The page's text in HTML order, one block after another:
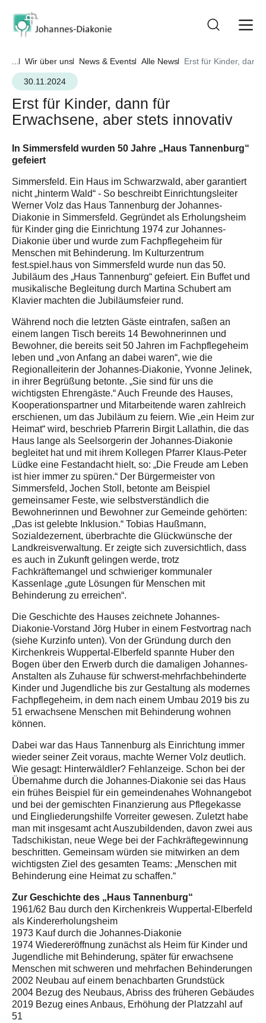
... Wir über uns News & Events Alle News
Erst für Kinder, dann
30.11.2024
Erst für Kinder, dann für
Erwachsene, aber stets innovativ
In Simmersfeld wurden 50 Jahre „Haus Tannenburg“
gefeiert
Simmersfeld. Ein Haus im Schwarzwald, aber garantiert
nicht „hinterm Wald“ - So beschreibt Einrichtungsleiter
Werner Volz das Haus Tannenburg der Johannes-
Diakonie in Simmersfeld. Gegründet als Erholungsheim
für Kinder ging die Einrichtung 1974 zur Johannes-
Diakonie über und wurde zum Fachpflegeheim für
Menschen mit Behinderung. Im Kulturzentrum
fest.spiel.haus von Simmersfeld wurde nun das 50.
Jubiläum des „Haus Tannenburg“ gefeiert. Ein Buffet und
musikalische Begleitung durch Martina Schubert am
Klavier machten die Jubiläumsfeier rund.
Während noch die letzten Gäste eintrafen, saßen an
einem langen Tisch bereits 14 Bewohnerinnen und
Bewohner, die bereits seit 50 Jahren im Fachpflegeheim
leben und „von Anfang an dabei waren“, wie die
Regionalleiterin der Johannes-Diakonie, Yvonne Jelinek,
in ihrer Begrüßung betonte. „Sie sind für uns die
wichtigsten Ehrengäste.“ Auch Freunde des Hauses,
Kooperationspartner und Mitarbeitende waren zahlreich
erschienen, um das Jubiläum zu feiern. Wie „ein Heim zur
Heimat“ wird, beschrieb Pfarrerin Birgit Lallathin, die das
Haus lange als Seelsorgerin der Johannes-Diakonie
begleitet hat und mit ihrem Kollegen Pfarrer Klaus-Peter
Lüdke eine Festandacht hielt, so: „Die Freude am Leben
ist hier immer zu spüren.“ Der Bürgermeister von
Simmersfeld, Jochen Stoll, betonte am Beispiel
gemeinsamer Feste, wie selbstverständlich die
Bewohnerinnen und Bewohner zur Gemeinde gehörten:
„Das ist gelebte Inklusion.“ Tobias Haußmann,
Sozialdezernent, überbrachte die Glückwünsche der
Landkreisverwaltung. Er zeigte sich zuversichtlich, dass
es auch in Zukunft gelingen werde, trotz
Fachkräftemangel und schwieriger kommunaler
Kassenlage „gute Lösungen für Menschen mit
Behinderung zu erreichen“.
Die Geschichte des Hauses zeichnete Johannes-
Diakonie-Vorstand Jörg Huber in einem Festvortrag nach
(siehe Kurzinfo unten). Von der Gründung durch den
Kirchenkreis Wuppertal-Elberfeld spannte Huber den
Bogen über den Erwerb durch die damaligen Johannes-
Anstalten als Zuhause für schwerst-mehrfachbehinderte
Kinder und Jugendliche bis zur Gestaltung als modernes
Fachpflegeheim, in dem nach einem Umbau 2019 bis zu
51 erwachsene Menschen mit Behinderung wohnen
können.
Dabei war das Haus Tannenburg als Einrichtung immer
wieder seiner Zeit voraus, machte Werner Volz deutlich.
Wie gesagt: Hinterwäldler? Fehlanzeige. Schon bei der
Übernahme durch die Johannes-Diakonie sei das Haus
ein frühes Beispiel für ein gemeindenahes Wohnangebot
und bei der gemischten Finanzierung aus Pflegekasse
und Eingliederungshilfe Vorreiter gewesen. Zuletzt habe
man mit insgesamt acht Auszubildenden, davon zwei aus
Tadschikistan, neue Wege bei der Fachkräftegewinnung
beschritten. Gemeinsam würden sie mitwirken an dem
wichtigsten Ziel des gesamten Teams: „Menschen mit
Behinderung eine Heimat zu schaffen.“
Zur Geschichte des „Haus Tannenburg“
1961/62 Bau durch den Kirchenkreis Wuppertal-Elberfeld
als Kindererholungsheim
1973 Kauf durch die Johannes-Diakonie
1974 Wiedereröffnung zunächst als Heim für Kinder und
Jugendliche mit Behinderung, später für erwachsene
Menschen mit schweren und mehrfachen Behinderungen
2002 Neubau auf einem benachbarten Grundstück
2004 Bezug des Neubaus, Abriss des früheren Gebäudes
2019 Bezug eines Anbaus, Erhöhung der Platzzahl auf
51